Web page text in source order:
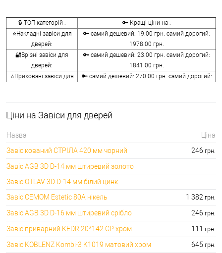
🔒 ТОП категорій :
🔑 Кращі ціни на :
⭐Накладні завіси для
дверей:
🔑 самий дешевий: 19.00 грн. самий дорогий:
1978.00 грн.
🔐Врізні завіси для
дверей:
🔑 самий дешевий: 23.00 грн. самий дорогий:
1841.00 грн.
⭐Приховані завіси для
🔑 самий дешевий: 270.00 грн. самий дорогий:
⭐Приварні завіси для
🔑 самий дешевий: 29.00 грн. самий дорогий:
завіси:
🔑 самий дешевий: 27.00 грн. самий дорогий:
Ціни на Завіси для дверей
Назва
Ціна
Завіс кований СТРІЛА 420 мм чорний
246 грн.
Завіс AGB 3D D-14 мм штиревий золото
Завіс OTLAV 3D D-14 мм білий цинк
Завіс CEMOM Estetic 80A нікель
1 382 грн.
Завіс AGB 3D D-16 мм штиревий срібло 246 грн.
Завіс приварний KEDR 20*142 CP хром 111 грн.
Завіс KOBLENZ Kombi-3 K1019 матовий хром 645 грн.